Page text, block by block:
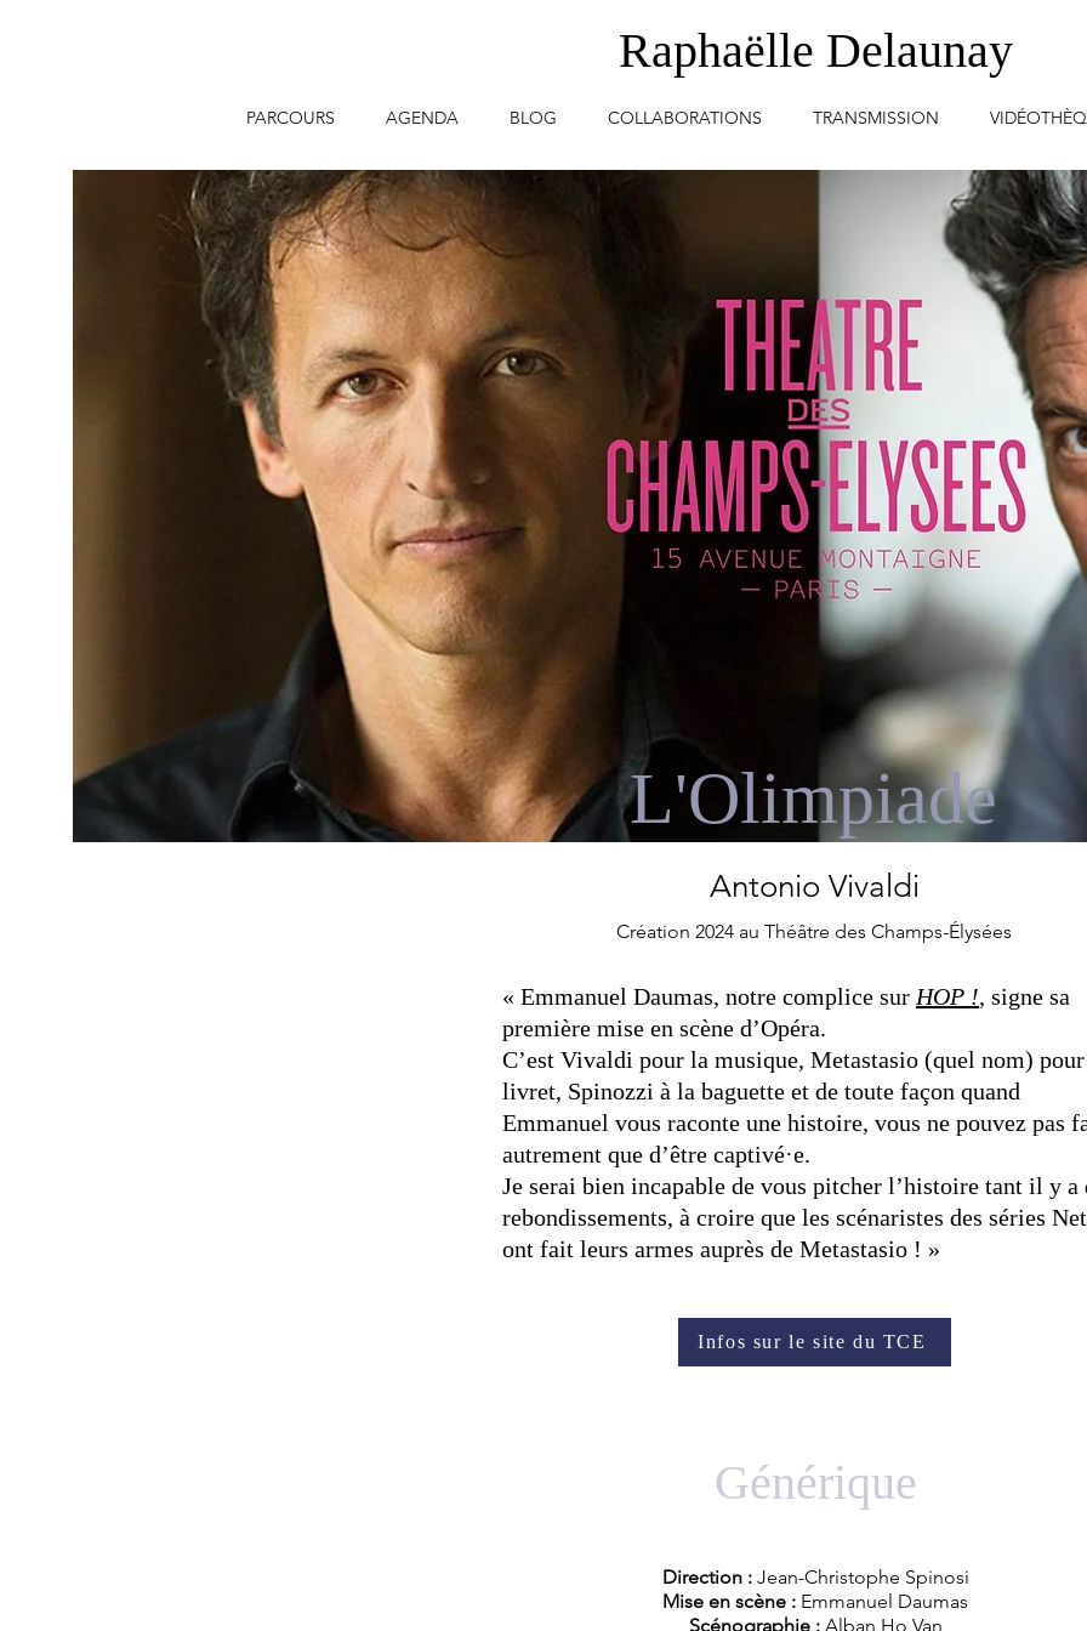
Raphaëlle Delaunay
PARCOURS AGENDA BLOG COLLABORATIONS TRANSMISSION
L'Olimpiade
Antonio Vivaldi
Création 2024 au Théâtre des Champs-Élysées
« Emmanuel Daumas, notre complice sur HOP !, signe sa
première mise en scène d’Opéra.
C’est Vivaldi pour la musique, Metastasio (quel nom)
livret, Spinozzi à la baguette et de toute façon quand
Emmanuel vous raconte une histoire, vous ne pouvez pas
autrement que d’être captivé·e.
Je serai bien incapable de vous pitcher l’histoire tant il y a
rebondissements, à croire que les scénaristes des séries
ont fait leurs armes auprès de Metastasio ! »
Infos sur le site du TCE
Générique
Direction : Jean-Christophe Spinosi
Mise en scène : Emmanuel Daumas
Scénographie : Alban Ho Van